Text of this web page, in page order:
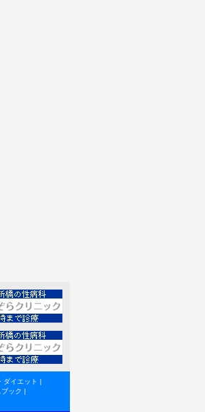
ダイエット |
ック |